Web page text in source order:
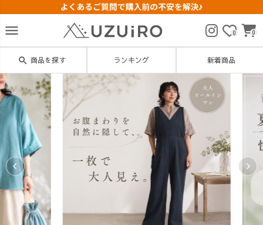
menu 0 0
search 商品を探す ランキング 新着商品